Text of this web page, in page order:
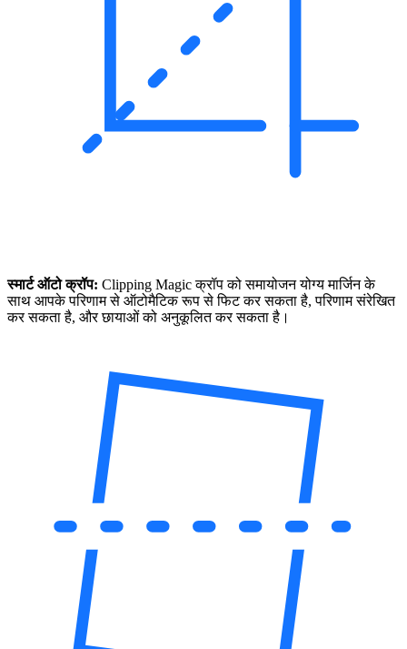
स्मार्ट ऑटो क्रॉप: Clipping Magic क्रॉप को समायोजन योग्य मार्जिन के
साथ आपके परिणाम से ऑटोमैटिक रूप से फिट कर सकता है, परिणाम संरेखित
कर सकता है, और छायाओं को अनुकूलित कर सकता है।